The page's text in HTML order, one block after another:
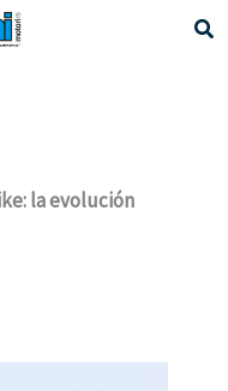
la evolución